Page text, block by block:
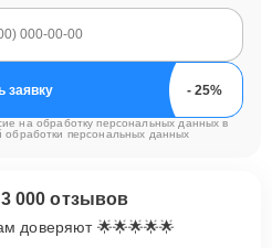
Отправить заявку
на обработку персональных данных в
обработки персональных данных
000 отзывов
доверяют 🌟🌟🌟🌟🌟